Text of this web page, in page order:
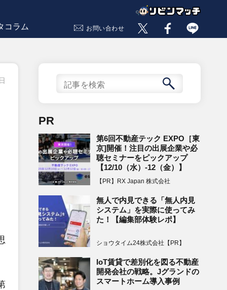
コラム お問い合わせ
PR
第6回不動産テック EXPO［東
京]開催！注目の出展企業や必
聴セミナーをピックアップ
【12/10（水）-12（金）】
【PR】RX Japan 株式会社
無人で内見できる「無人内見
システム」を実際に使ってみ
た！【編集部体験レポ】
ショウタイム24株式会社【PR】
IoT賃貸で差別化を図る不動産
開発会社の戦略。Jグランドの
スマートホーム導入事例